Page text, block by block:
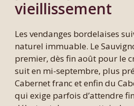
vieillissement
Les vendanges bordelaises
naturel immuable. Le
premier, dès fin août pour le
suit en mi-septembre, plus
Cabernet franc et enfin du
qui exige parfois d’attendre